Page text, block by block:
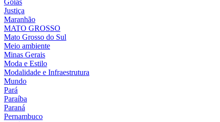
Goiás
Justiça
Maranhão
MATO GROSSO
Mato Grosso do Sul
Meio ambiente
Minas Gerais
Moda e Estilo
Modalidade e Infraestrutura
Mundo
Pará
Paraíba
Paraná
Pernambuco